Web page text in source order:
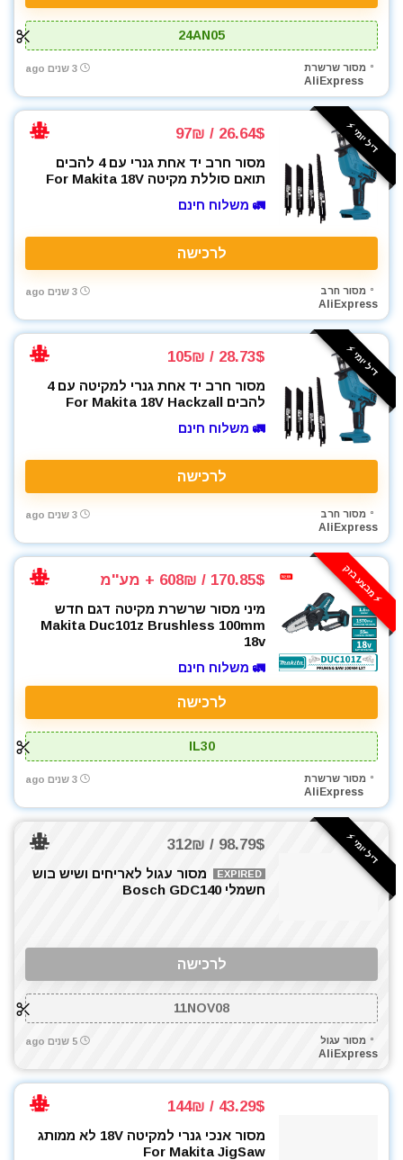
24AN05
מסור שרשרת
AliExpress
3 שנים ago
דיל יומי ⚡️ 26.64$ / 97₪
מסור חרב יד אחת גנרי עם 4 להבים
תואם סוללת מקיטה For Makita 18V
🚛 משלוח חינם
לרכישה
מסור חרב
AliExpress
3 שנים ago
דיל יומי ⚡️ 28.73$ / 105₪
מסור חרב יד אחת גנרי למקיטה עם 4
להבים For Makita 18V Hackzall
🚛 משלוח חינם
לרכישה
מסור חרב
AliExpress
3 שנים ago
⚡️ מבצע בזק 170.85$ / 608₪ + מע''מ
מיני מסור שרשרת מקיטה דגם חדש
Makita Duc101z Brushless 100mm
18v
🚛 משלוח חינם
לרכישה
IL30
מסור שרשרת
AliExpress
3 שנים ago
דיל יומי ⚡️ 98.79$ / 312₪
EXPIRED
מסור עגול לאריחים ושיש בוש
חשמלי Bosch GDC140
לרכישה
11NOV08
מסור עגול
AliExpress
5 שנים ago
43.29$ / 144₪
מסור אנכי גנרי למקיטה 18V לא ממותג
For Makita JigSaw